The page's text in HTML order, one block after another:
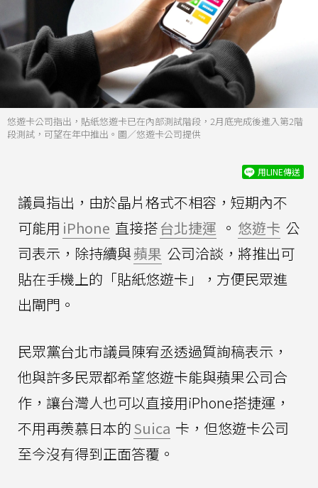
悠遊卡公司指出，貼紙悠遊卡已在內部測試階段，2月底完成後進入第2階
段測試，可望在年中推出。圖／悠遊卡公司提供
用LINE傳送
議員指出，由於晶片格式不相容，短期內不
可能用 iPhone 直接搭台北捷運 。 悠遊卡 公
司表示，除持續與蘋果 公司洽談，將推出可
貼在手機上的「貼紙悠遊卡」，方便民眾進
出閘門。
民眾黨台北市議員陳宥丞透過質詢稿表示，
他與許多民眾都希望悠遊卡能與蘋果公司合
作，讓台灣人也可以直接用iPhone搭捷運，
不用再羨慕日本的Suica 卡，但悠遊卡公司
至今沒有得到正面答覆。